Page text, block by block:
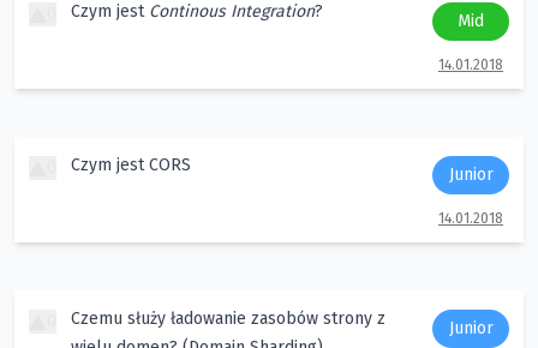
Czym jest Continous Integration? Mid
14.01.2018
Czym jest CORS Junior
14.01.2018
Czemu służy ładowanie zasobów strony z
Junior